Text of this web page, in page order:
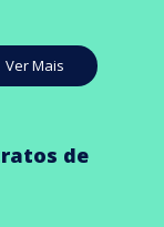
Ver Mais
de